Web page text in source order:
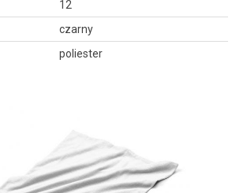
12
czarny
poliester